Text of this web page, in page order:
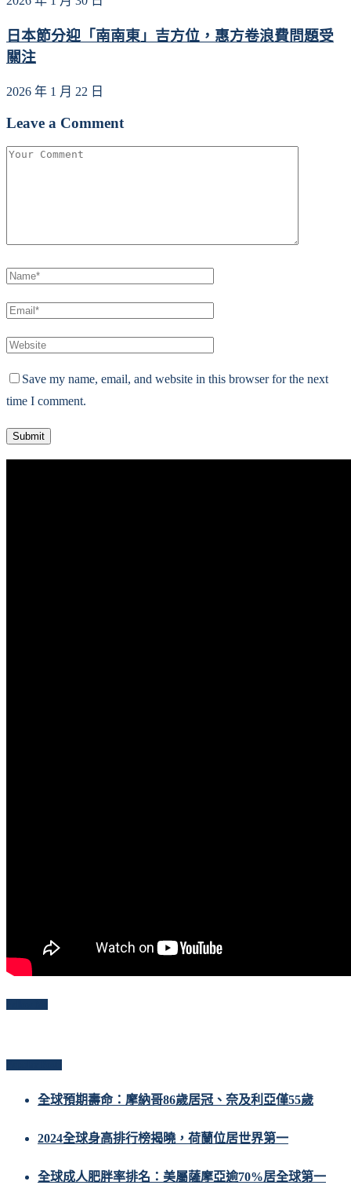
日本節分迎「南南東」吉方位，惠方卷浪費問題受
關注
2026 年 1 月 22 日
Leave a Comment
Save my name, email, and website in this browser for the next
time I comment.
全球預期壽命：摩納哥86歲居冠、奈及利亞僅55歲
2024全球身高排行榜揭曉，荷蘭位居世界第一
全球成人肥胖率排名：美屬薩摩亞逾70%居全球第一